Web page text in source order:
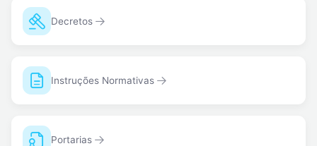
Decretos
Instruções Normativas
Portarias